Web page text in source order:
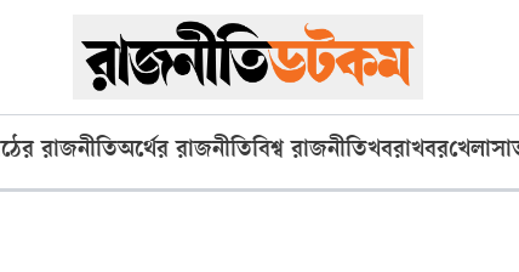
রাজনীতিঅর্থের রাজনীতিবিশ্ব রাজনীতিখবরাখবরখেলা